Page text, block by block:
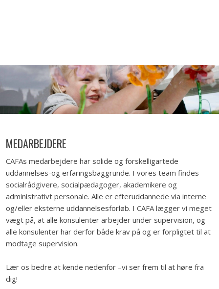
MEDARBEJDERE
CAFAs medarbejdere har solide og forskelligartede
uddannelses-og erfaringsbaggrunde. I vores team findes
socialrådgivere, socialpædagoger, akademikere og
administrativt personale. Alle er efteruddannede via interne
og/eller eksterne uddannelsesforløb. I CAFA lægger vi meget
vægt på, at alle konsulenter arbejder under supervision, og
alle konsulenter har derfor både krav på og er forpligtet til at
modtage supervision.
Lær os bedre at kende nedenfor –vi ser frem til at høre fra
dig!